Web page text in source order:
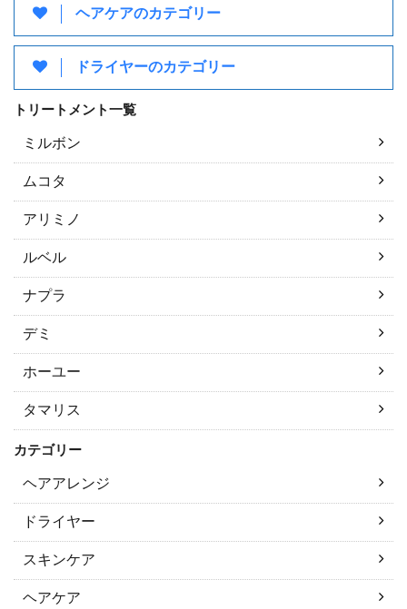
ヘアケアのカテゴリー
ドライヤーのカテゴリー
トリートメント一覧
ミルボン
ムコタ
アリミノ
ルベル
ナプラ
デミ
ホーユー
タマリス
カテゴリー
ヘアアレンジ
ドライヤー
スキンケア
ヘアケア